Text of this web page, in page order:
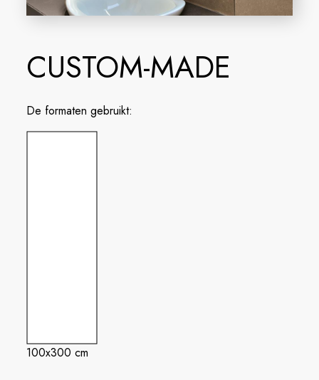
CUSTOM-MADE
De formaten gebruikt:
100x300 cm